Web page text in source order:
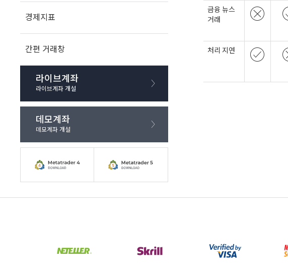
경제지표
간편 거래창
라이브계좌
라이브계좌 개설
데모계좌
데모계좌 개설
금융 뉴스
거래
처리 지연